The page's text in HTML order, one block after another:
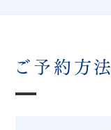
ご予約方法